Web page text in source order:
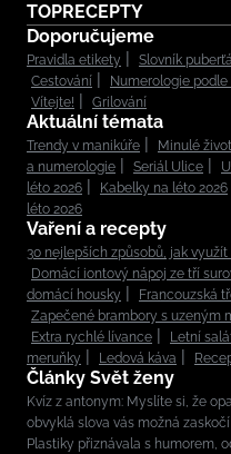
TOPRECEPTY
Doporučujeme
Pravidla etikety Slovník
Cestování
Numerologie
Vítejte!
Grilování
Aktuální témata
Trendy v manikúře Minulé
a numerologie
Seriál Ulice
léto 2026
Kabelky na léto 2026
léto 2026
Vaření a recepty
30 nejlepších způsobů, jak využít
Domácí iontový nápoj ze tří
domácí housky
Francouzská
Zapečené brambory s uzeným
Extra rychlé lívance
Letní
meruňky
Ledová káva
Články Svět ženy
Kvíz z antonym: Myslíte si, že
obvyklá slova vás možná zaskočí
Plastiky přiznávala s humorem,